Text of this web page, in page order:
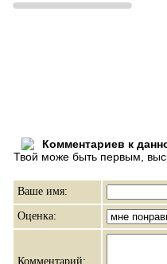
Комментариев к
Твой може быть первым,
Ваше имя:
Оценка:
Комментарий: